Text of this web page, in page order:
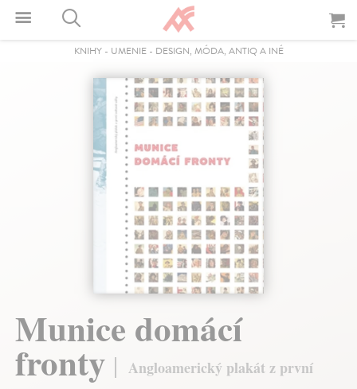
KNIHY- UMENIE- DESIGN, MÓDA, ANTIQ A INÉ
Munice domácí
fronty
Angloamerický plakát z první